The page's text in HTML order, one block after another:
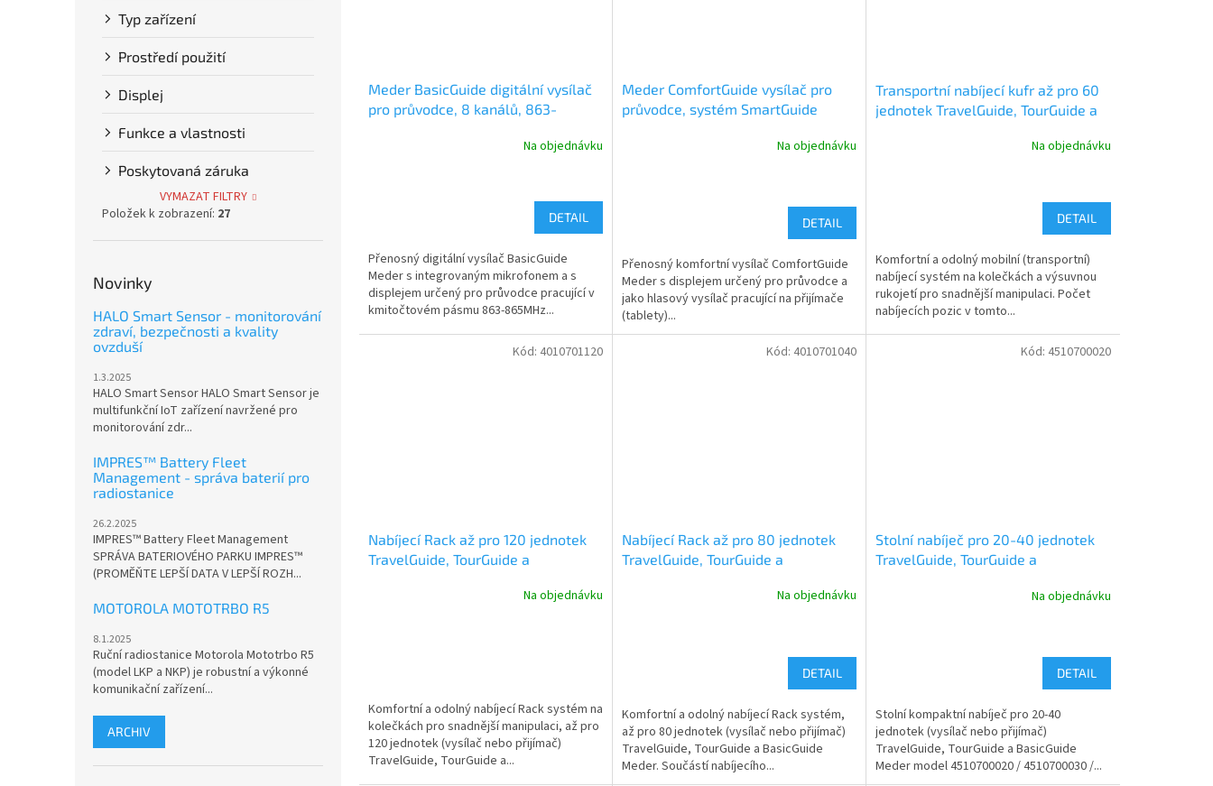
Typ zařízení
Prostředí použití
Displej
Funkce a vlastnosti
Poskytovaná záruka
VYMAZAT FILTRY
Položek k zobrazení: 27
Novinky
HALO Smart Sensor - monitorování
zdraví, bezpečnosti a kvality
ovzduší
1.3.2025
HALO Smart Sensor HALO Smart Sensor je
multifunkční IoT zařízení navržené pro
monitorování zdr...
IMPRES™ Battery Fleet
Management - správa baterií pro
radiostanice
26.2.2025
IMPRES™ Battery Fleet Management
SPRÁVA BATERIOVÉHO PARKU IMPRES™
(PROMĚŇTE LEPŠÍ DATA V LEPŠÍ ROZH...
MOTOROLA MOTOTRBO R5
8.1.2025
Ruční radiostanice Motorola Mototrbo R5
(model LKP a NKP) je robustní a výkonné
komunikační zařízení...
ARCHIV
Meder BasicGuide digitální vysílač
pro průvodce, 8 kanálů, 863-
Na objednávku
DETAIL
Přenosný digitální vysílač BasicGuide
Meder s integrovaným mikrofonem a s
displejem určený pro průvodce pracující v
kmitočtovém pásmu 863-865MHz...
Meder ComfortGuide vysílač pro
průvodce, systém SmartGuide
Na objednávku
DETAIL
Přenosný komfortní vysílač ComfortGuide
Meder s displejem určený pro průvodce a
jako hlasový vysílač pracující na přijímače
(tablety)...
Transportní nabíjecí kufr až pro 60
jednotek TravelGuide, TourGuide a
Na objednávku
DETAIL
Komfortní a odolný mobilní (transportní)
nabíjecí systém na kolečkách a výsuvnou
rukojetí pro snadnější manipulaci. Počet
nabíjecích pozic v tomto...
Nabíjecí Rack až pro 120 jednotek
TravelGuide, TourGuide a
Na objednávku
Komfortní a odolný nabíjecí Rack systém na
kolečkách pro snadnější manipulaci, až pro
120 jednotek (vysílač nebo přijímač)
TravelGuide, TourGuide a...
Kód: 4010701120
Nabíjecí Rack až pro 80 jednotek
TravelGuide, TourGuide a
Na objednávku
DETAIL
Komfortní a odolný nabíjecí Rack systém,
až pro 80 jednotek (vysílač nebo přijímač)
TravelGuide, TourGuide a BasicGuide
Meder. Součástí nabíjecího...
Kód: 4010701040
Stolní nabíječ pro 20-40 jednotek
TravelGuide, TourGuide a
Na objednávku
DETAIL
Stolní kompaktní nabíječ pro 20-40
jednotek (vysílač nebo přijímač)
TravelGuide, TourGuide a BasicGuide
Meder model 4510700020 / 4510700030 /...
Kód: 4510700020